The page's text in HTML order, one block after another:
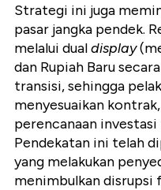
Strategi ini juga
pasar jangka pendek.
melalui dualdisplay
dan Rupiah Baru
transisi, sehingga
menyesuaikan
perencanaan investasi
Pendekatan ini telah
yang melakukan
menimbulkan disrupsi